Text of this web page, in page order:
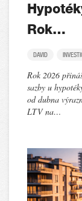
Rok…
DAVID
Rok 2026
sazby u
od dubna
LTV na…